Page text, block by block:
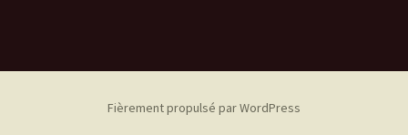
Fièrement propulsé par WordPress